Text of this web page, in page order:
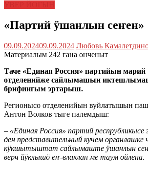
«Партий ӱшанлын сеҥен»
09.09.202409.09.2024 Любовь
Материалым 242 гана онченыт
Таче «Единая Россия» партийын марий
отделенийже сайлымашын
брифингым эртарыш.
Регионысо отделенийын вуйлатышын
Антон Волков тыге палемдыш:
– «Единая Россия» партий респрубликысе
ден представительный кучем органлашке
кӱкшытыштат сайлымаште ӱшанлын
верч йӱклышӧ еҥ-влаклан ме таум ойлена.